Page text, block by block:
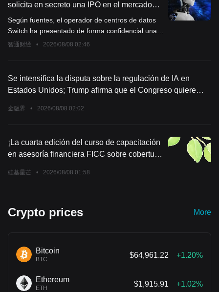
solicita en secreto una IPO en el mercado
estadounidense, posiblemente saliendo a
bolsa en noviembre.
Según fuentes, el operador de centros de datos
Switch ha presentado de forma confidencial una
solicitud de oferta pública inicial (IPO) a la
智通财经 • 2026/08/08 02:46
Se intensifica la disputa sobre la regulación de IA en
Estados Unidos; Trump afirma que el Congreso quiere
金融界 • 2026/08/08 02:02
¡La cuarta edición del curso de capacitación
en asesoría financiera FICC sobre cobertura
硅基星芒 • 2026/08/08 01:58
Crypto prices More
Bitcoin
BTC
$64,961.22 +1.20%
Ethereum
ETH
$1,915.91 +1.02%